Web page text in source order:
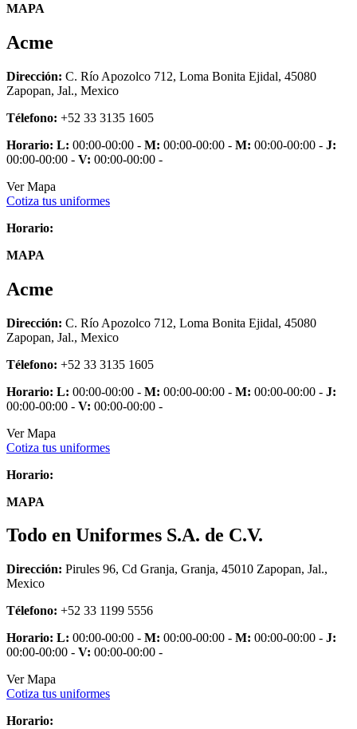
MAPA
Acme
Dirección: C. Río Apozolco 712, Loma Bonita Ejidal, 45080
Zapopan, Jal., Mexico
Télefono: +52 33 3135 1605
Horario: L: 00:00-00:00 - M: 00:00-00:00 - M: 00:00-00:00 - J:
00:00-00:00 - V: 00:00-00:00 -
Ver Mapa
Cotiza tus uniformes
Horario:
MAPA
Acme
Dirección: C. Río Apozolco 712, Loma Bonita Ejidal, 45080
Zapopan, Jal., Mexico
Télefono: +52 33 3135 1605
Horario: L: 00:00-00:00 - M: 00:00-00:00 - M: 00:00-00:00 - J:
00:00-00:00 - V: 00:00-00:00 -
Ver Mapa
Cotiza tus uniformes
Horario:
MAPA
Todo en Uniformes S.A. de C.V.
Dirección: Pirules 96, Cd Granja, Granja, 45010 Zapopan, Jal.,
Mexico
Télefono: +52 33 1199 5556
Horario: L: 00:00-00:00 - M: 00:00-00:00 - M: 00:00-00:00 - J:
00:00-00:00 - V: 00:00-00:00 -
Ver Mapa
Cotiza tus uniformes
Horario: